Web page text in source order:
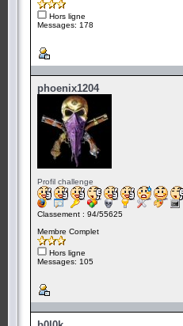
Hors ligne
Messages: 178
phoenix1204
Profil challenge
Classement : 94/55625
Membre Complet
Hors ligne
Messages: 105